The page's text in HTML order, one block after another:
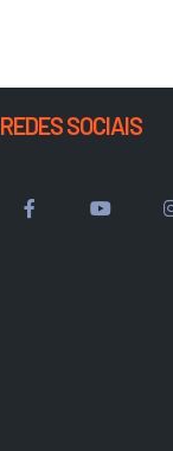
REDES SOCIAIS